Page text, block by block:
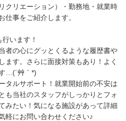
クリエーション）・勤務地・就業時
仕事をご紹介します。
います！
者の心にグッとくるような履歴書や
ます。さらに面接対策もあり！よく
…(´艸｀*)
タルサポート！就業開始前の不安は
も当社のスタッフがしっかりとフォ
みたい！気になる施設があって詳細
軽にお問い合わせください♪